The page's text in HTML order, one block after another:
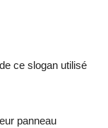
ce slogan utilisé
panneau